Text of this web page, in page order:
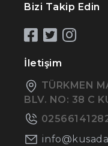
Bizi Takip Edin
İletişim
TÜRKMEN
BLV. NO: 38 C